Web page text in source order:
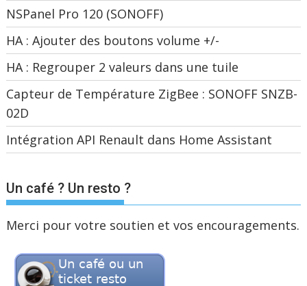
NSPanel Pro 120 (SONOFF)
HA : Ajouter des boutons volume +/-
HA : Regrouper 2 valeurs dans une tuile
Capteur de Température ZigBee : SONOFF SNZB-
02D
Intégration API Renault dans Home Assistant
Un café ? Un resto ?
Merci pour votre soutien et vos encouragements.